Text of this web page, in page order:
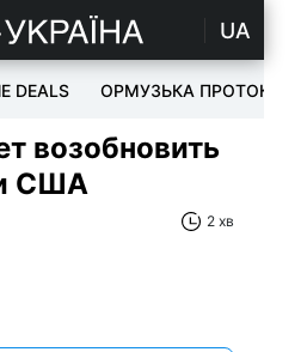
UA
DEALS ОРМУЗЬКА ПРОТОКА
возобновить
США
2 хв